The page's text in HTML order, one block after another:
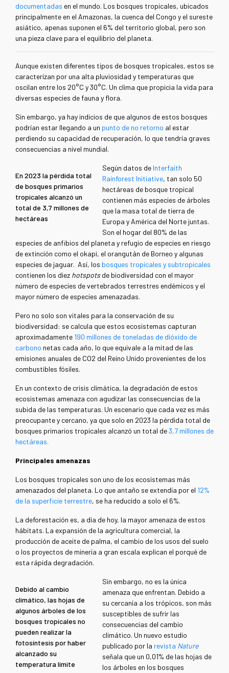
documentadas en el mundo. Los bosques tropicales, ubicados
principalmente en el Amazonas, la cuenca del Congo y el sureste
asiático, apenas suponen el 6% del territorio global, pero son
una pieza clave para el equilibrio del planeta.
Aunque existen diferentes tipos de bosques tropicales, estos se
caracterizan por una alta pluviosidad y temperaturas que
oscilan entre los 20°C y 30°C. Un clima que propicia la vida para
diversas especies de fauna y flora.
Sin embargo, ya hay indicios de que algunos de estos bosques
podrían estar llegando a un punto de no retorno al estar
perdiendo su capacidad de recuperación, lo que tendría graves
consecuencias a nivel mundial.
En 2023 la pérdida total
de bosques primarios
tropicales alcanzó un
total de 3,7 millones de
hectáreas
Según datos de Interfaith
Rainforest Initiative, tan solo 50
hectáreas de bosque tropical
contienen más especies de árboles
que la masa total de tierra de
Europa y América del Norte juntas.
Son el hogar del 80% de las
especies de anfibios del planeta y refugio de especies en riesgo
de extinción como el okapi, el orangután de Borneo y algunas
especies de jaguar. Así, los bosques tropicales y subtropicales
contienen los diez hotspotsde biodiversidad con el mayor
número de especies de vertebrados terrestres endémicos y el
mayor número de especies amenazadas.
Pero no solo son vitales para la conservación de su
biodiversidad: se calcula que estos ecosistemas capturan
aproximadamente 190 millones de toneladas de dióxido de
carbono netas cada año, lo que equivale a la mitad de las
emisiones anuales de CO2 del Reino Unido provenientes de los
combustibles fósiles.
En un contexto de crisis climática, la degradación de estos
ecosistemas amenaza con agudizar las consecuencias de la
subida de las temperaturas. Un escenario que cada vez es más
preocupante y cercano, ya que solo en 2023 la pérdida total de
bosques primarios tropicales alcanzó un total de3,7 millones de
hectáreas.
Principales amenazas
Los bosques tropicales son uno de los ecosistemas más
amenazados del planeta. Lo que antaño se extendía por el 12%
de la superficie terrestre, se ha reducido a solo el 6%.
La deforestación es, a día de hoy, la mayor amenaza de estos
hábitats. La expansión de la agricultura comercial, la
producción de aceite de palma, el cambio de los usos del suelo
o los proyectos de minería a gran escala explican el porqué de
esta rápida degradación.
Debido al cambio
climático, las hojas de
algunos árboles de los
bosques tropicales no
pueden realizar la
fotosíntesis por haber
alcanzado su
temperatura límite
Sin embargo, no es la única
amenaza que enfrentan. Debido a
su cercanía a los trópicos, son más
susceptibles de sufrir las
consecuencias del cambio
climático. Un nuevo estudio
publicado por la revista Nature
señala que un 0,01% de las hojas de
los árboles en los bosques